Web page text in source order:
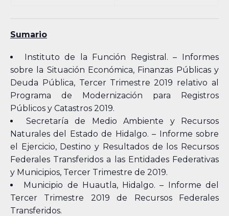
Sumario
Instituto de la Función Registral. – Informes
sobre la Situación Económica, Finanzas Públicas y
Deuda Pública, Tercer Trimestre 2019 relativo al
Programa de Modernización para Registros
Públicos y Catastros 2019.
Secretaría de Medio Ambiente y Recursos
Naturales del Estado de Hidalgo. – Informe sobre
el Ejercicio, Destino y Resultados de los Recursos
Federales Transferidos a las Entidades Federativas
y Municipios, Tercer Trimestre de 2019.
Municipio de Huautla, Hidalgo. – Informe del
Tercer Trimestre 2019 de Recursos Federales
Transferidos.